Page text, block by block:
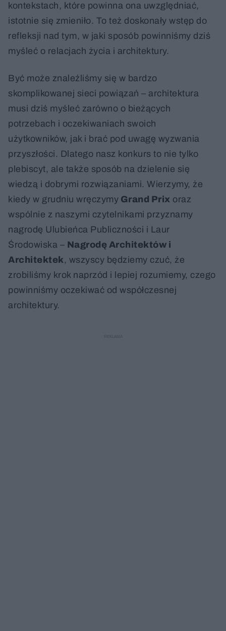
kontekstach, które powinna ona uwzględniać,
istotnie się zmieniło. To też doskonały wstęp do
refleksji nad tym, w jaki sposób powinniśmy dziś
myśleć o relacjach życia i architektury.
Być może znaleźliśmy się w bardzo
skomplikowanej sieci powiązań – architektura
musi dziś myśleć zarówno o bieżących
potrzebach i oczekiwaniach swoich
użytkowników, jak i brać pod uwagę wyzwania
przyszłości. Dlatego nasz konkurs to nie tylko
plebiscyt, ale także sposób na dzielenie się
wiedzą i dobrymi rozwiązaniami. Wierzymy, że
kiedy w grudniu wręczymy Grand Prix oraz
wspólnie z naszymi czytelnikami przyznamy
nagrodę Ulubieńca Publiczności i Laur
Środowiska – Nagrodę Architektów i
Architektek, wszyscy będziemy czuć, że
zrobiliśmy krok naprzód i lepiej rozumiemy, czego
powinniśmy oczekiwać od współczesnej
architektury.